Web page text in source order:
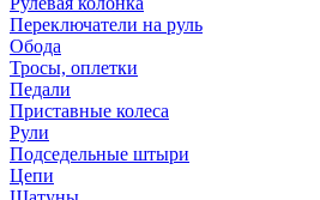
Переключатели на руль
Обода
Тросы, оплетки
Педали
Приставные колеса
Рули
Подседельные штыри
Цепи